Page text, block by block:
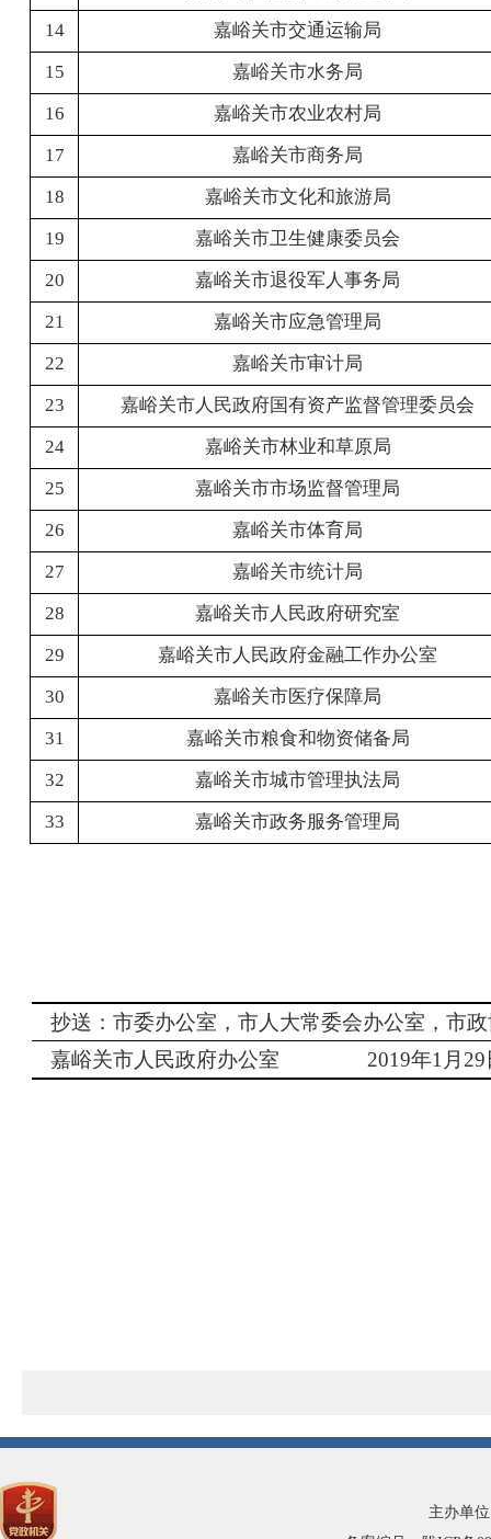
14
嘉峪关市交通运输局
15
嘉峪关市水务局
16
嘉峪关市农业农村局
17
嘉峪关市商务局
18
嘉峪关市文化和旅游局
19
嘉峪关市卫生健康委员会
20
嘉峪关市退役军人事务局
21
嘉峪关市应急管理局
22
嘉峪关市审计局
23
嘉峪关市人民政府国有资产监督管理委员会
24
嘉峪关市林业和草原局
25
嘉峪关市市场监督管理局
26
嘉峪关市体育局
27
嘉峪关市统计局
28
嘉峪关市人民政府研究室
29
嘉峪关市人民政府金融工作办公室
30
嘉峪关市医疗保障局
31
嘉峪关市粮食和物资储备局
32
嘉峪关市城市管理执法局
33
嘉峪关市政务服务管理局
抄送：市委办公室，市人大常委会办公室，市
嘉峪关市人民政府办公室 2019年1 月 29
主办单